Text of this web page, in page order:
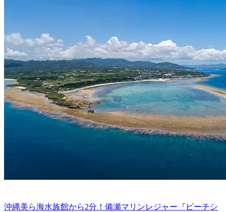
沖縄美ら海水族館から2分！備瀬マリンレジャー『ビーチシ